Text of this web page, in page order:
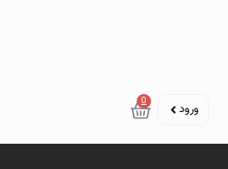
ورود 0
سبد خرید